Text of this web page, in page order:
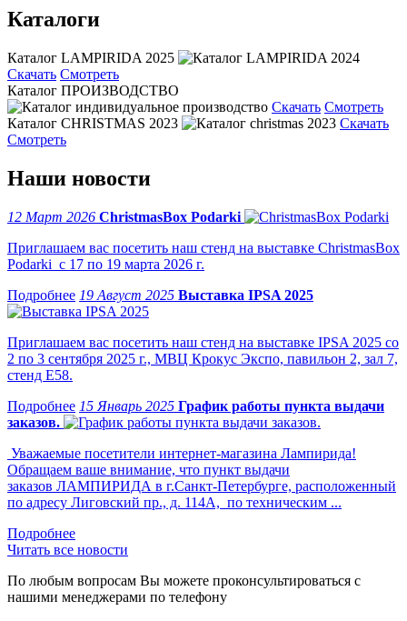
Каталоги
Каталог LAMPIRIDA 2025
Скачать Смотреть
Каталог ПРОИЗВОДСТВО
Скачать Смотреть
Каталог CHRISTMAS 2023
Скачать
Смотреть
Наши новости
12 Март 2026 ChristmasBox Podarki
Приглашаем вас посетить наш стенд на выставке ChristmasBox
Podarki с 17 по 19 марта 2026 г.
19 Август 2025 Выставка IPSA 2025
Приглашаем вас посетить наш стенд на выставке IPSA 2025 со
2 по 3 сентября 2025 г., МВЦ Крокус Экспо, павильон 2, зал 7,
стенд Е58.
15 Январь 2025 График работы пункта выдачи
заказов.
Уважаемые посетители интернет-магазина Лампирида!
Обращаем ваше внимание, что пункт выдачи
заказов ЛАМПИРИДА в г.Санкт-Петербурге, расположенный
по адресу Лиговский пр., д. 114А, по техническим ...
Читать все новости
По любым вопросам Вы можете проконсультироваться с
нашими менеджерами по телефону